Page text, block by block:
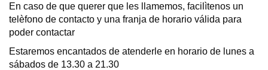
En caso de que querer que les llamemos, facilìtenos un
telèfono de contacto y una franja de horario válida para
poder contactar
Estaremos encantados de atenderle en horario de lunes a
sábados de 13.30 a 21.30